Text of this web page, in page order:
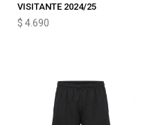
VISITANTE 2024/25
$ 4.690